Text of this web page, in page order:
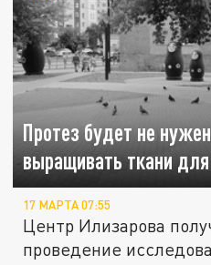
Протез будет не
выращивать ткани
17 МАРТА 07:55
Центр Илизарова
проведение